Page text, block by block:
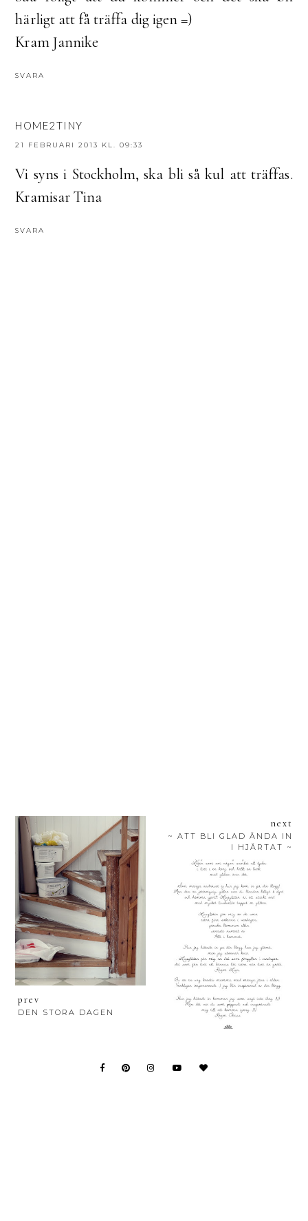
härligt att få träffa dig igen =)
Kram Jannike
SVARA
HOME2TINY
21 FEBRUARI 2013 KL. 09:33
Vi syns i Stockholm, ska bli så kul att träffas.
Kramisar Tina
SVARA
prev
DEN STORA DAGEN
next
~ ATT BLI GLAD ÄNDA IN
I HJÄRTAT ~